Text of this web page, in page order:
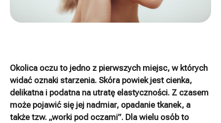
Okolica oczu to jedno z pierwszych miejsc, w których
widać oznaki starzenia. Skóra powiek jest cienka,
delikatna i podatna na utratę elastyczności. Z czasem
może pojawić się jej nadmiar, opadanie tkanek, a
także tzw. „worki pod oczami”. Dla wielu osób to